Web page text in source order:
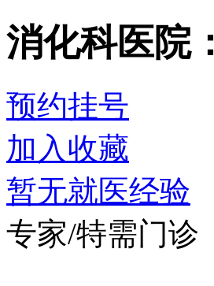
消化科医院：
预约挂号
加入收藏
暂无就医经验
专家/特需门诊